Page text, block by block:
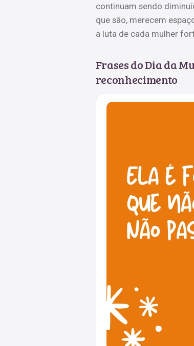
continuam sendo
que são, merecem
a luta de cada mulher
Frases do Dia da
reconhecimento